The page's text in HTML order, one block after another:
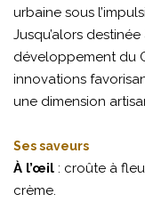
urbaine sous
Jusqu’alors
développement du
innovations
une dimension
Ses saveurs
À l’œil : croûte à
crème.